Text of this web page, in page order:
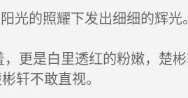
光的照耀下发出细细的辉光。
更是白里透红的粉嫩，楚
轩不敢直视。